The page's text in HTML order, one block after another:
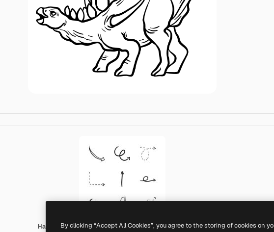
Hand Drawn Black
By clicking “Accept All Cookies”, you agree to the storing of cookies on